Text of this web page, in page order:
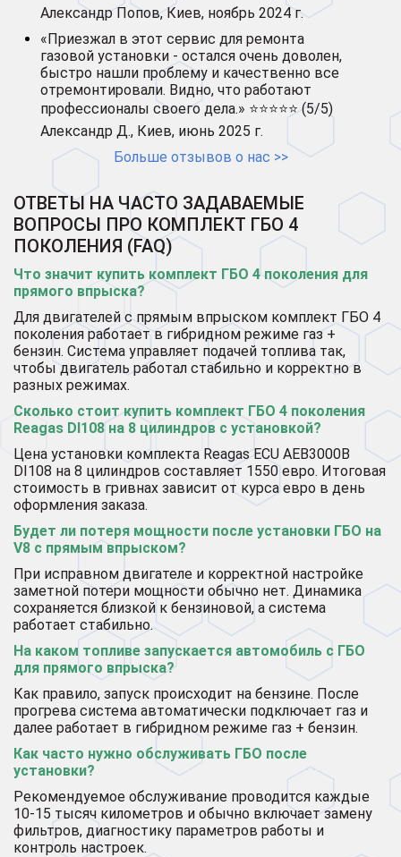
Александр Попов, Киев, ноябрь 2024 г.
«Приезжал в этот сервис для ремонта
газовой установки - остался очень доволен,
быстро нашли проблему и качественно все
отремонтировали. Видно, что работают
профессионалы своего дела.» ⭐⭐⭐⭐⭐ (5/5)
Александр Д., Киев, июнь 2025 г.
Больше отзывов о нас >>
ОТВЕТЫ НА ЧАСТО ЗАДАВАЕМЫЕ
ВОПРОСЫ ПРО КОМПЛЕКТ ГБО 4
ПОКОЛЕНИЯ (FAQ)
Что значит купить комплект ГБО 4 поколения для
прямого впрыска?
Для двигателей с прямым впрыском комплект ГБО 4
поколения работает в гибридном режиме газ +
бензин. Система управляет подачей топлива так,
чтобы двигатель работал стабильно и корректно в
разных режимах.
Сколько стоит купить комплект ГБО 4 поколения
Reagas DI108 на 8 цилиндров с установкой?
Цена установки комплекта Reagas ECU AEB3000B
DI108 на 8 цилиндров составляет 1550 евро. Итоговая
стоимость в гривнах зависит от курса евро в день
оформления заказа.
Будет ли потеря мощности после установки ГБО на
V8 с прямым впрыском?
При исправном двигателе и корректной настройке
заметной потери мощности обычно нет. Динамика
сохраняется близкой к бензиновой, а система
работает стабильно.
На каком топливе запускается автомобиль с ГБО
для прямого впрыска?
Как правило, запуск происходит на бензине. После
прогрева система автоматически подключает газ и
далее работает в гибридном режиме газ + бензин.
Как часто нужно обслуживать ГБО после
установки?
Рекомендуемое обслуживание проводится каждые
10-15 тысяч километров и обычно включает замену
фильтров, диагностику параметров работы и
контроль настроек.